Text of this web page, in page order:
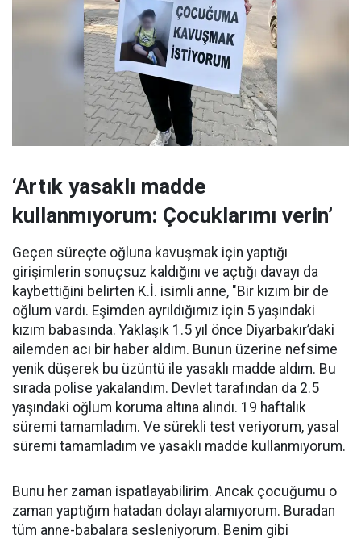
‘Artık yasaklı madde
kullanmıyorum: Çocuklarımı verin’
Geçen süreçte oğluna kavuşmak için yaptığı
girişimlerin sonuçsuz kaldığını ve açtığı davayı da
kaybettiğini belirten K.İ. isimli anne, "Bir kızım bir de
oğlum vardı. Eşimden ayrıldığımız için 5 yaşındaki
kızım babasında. Yaklaşık 1.5 yıl önce Diyarbakır’daki
ailemden acı bir haber aldım. Bunun üzerine nefsime
yenik düşerek bu üzüntü ile yasaklı madde aldım. Bu
sırada polise yakalandım. Devlet tarafından da 2.5
yaşındaki oğlum koruma altına alındı. 19 haftalık
süremi tamamladım. Ve sürekli test veriyorum, yasal
süremi tamamladım ve yasaklı madde kullanmıyorum.
Bunu her zaman ispatlayabilirim. Ancak çocuğumu o
zaman yaptığım hatadan dolayı alamıyorum. Buradan
tüm anne-babalara sesleniyorum. Benim gibi